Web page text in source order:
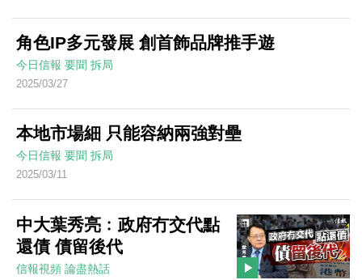
角色IP多元發展 創首飾品牌推手遊
今日信報 要聞 拆局
2025/03/27
本地市場細 只能容納兩強對壘
今日信報 要聞 拆局
2025/03/11
中大葉秀亮﹕政府冇交代點
還債 債留後代
信報視頻 論盡熱話